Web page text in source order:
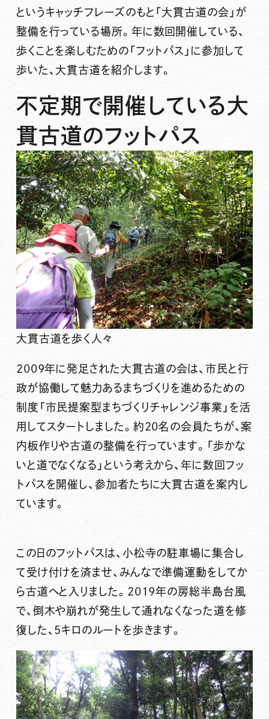
というキャッチフレーズのもと「大貫古道の会」が
整備を行っている場所。年に数回開催している、
歩くことを楽しむための「フットパス」に参加して
歩いた、大貫古道を紹介します。
不定期で開催している大
貫古道のフットパス
大貫古道を歩く人々
2009年に発足された大貫古道の会は、市民と行
政が協働して魅力あるまちづくりを進めるための
制度「市民提案型まちづくりチャレンジ事業」を活
用してスタートしました。約20名の会員たちが、案
内板作りや古道の整備を行っています。「歩かな
いと道でなくなる」という考えから、年に数回フッ
トパスを開催し、参加者たちに大貫古道を案内し
ています。
この日のフットパスは、小松寺の駐車場に集合し
て受け付けを済ませ、みんなで準備運動をしてか
ら古道へと入りました。2019年の房総半島台風
で、倒木や崩れが発生して通れなくなった道を修
復した、5キロのルートを歩きます。